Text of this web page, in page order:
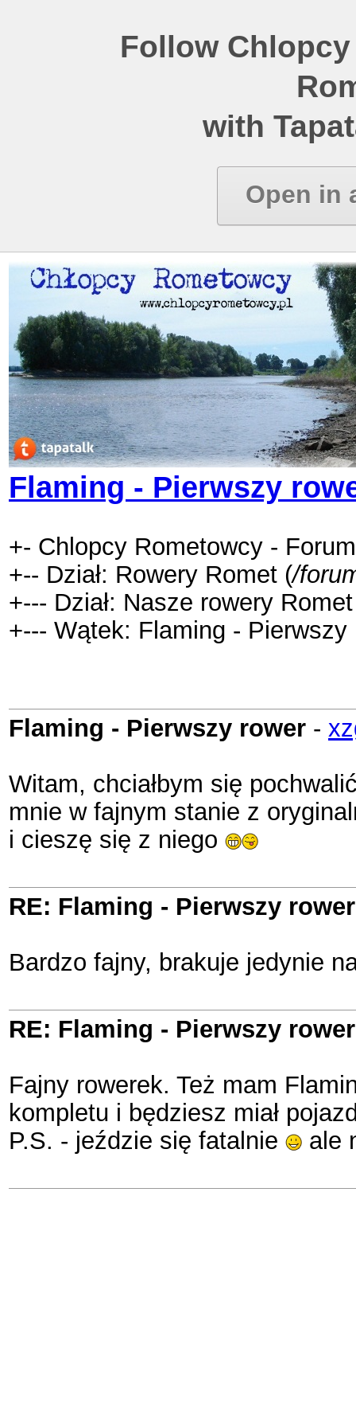
Follow
with
Open in
Flaming - Pierwszy
+- Chlopcy Rometowcy -
+-- Dział: Rowery Romet (/
+--- Dział: Nasze rowery
+--- Wątek: Flaming - Pierwszy
Flaming - Pierwszy rower -
Witam, chciałbym się
mnie w fajnym stanie z
i cieszę się z niego
RE: Flaming - Pierwszy rower
Bardzo fajny, brakuje jedynie
RE: Flaming - Pierwszy rower
Fajny rowerek. Też mam
kompletu i będziesz miał
P.S. - jeździe się fatalnie
ale